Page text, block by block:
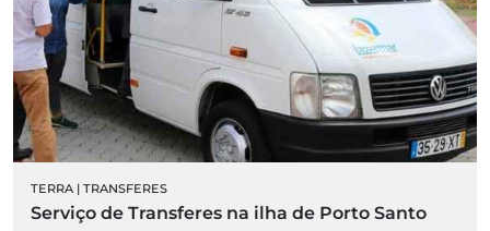
TERRA | TRANSFERES
Serviço de Transferes na ilha de Porto Santo